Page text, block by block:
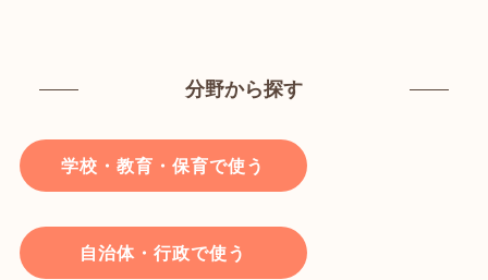
分野から探す
学校・教育・保育で使う
自治体・行政で使う